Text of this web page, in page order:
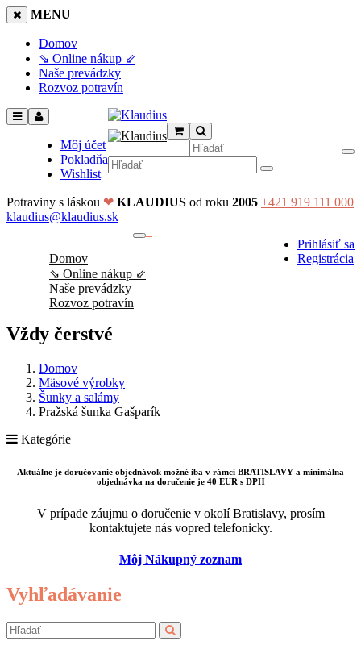
MENU
Domov
⇘ Online nákup ⇙
Naše prevádzky
Rozvoz potravín
Môj účet
Pokladňa
Wishlist
Potraviny s láskou ❤ KLAUDIUS od roku 2005 +421 919 111 000
klaudius@klaudius.sk
Prihlásiť sa
Registrácia
Domov
⇘ Online nákup ⇙
Naše prevádzky
Rozvoz potravín
Vždy čerstvé
Domov
Mäsové výrobky
Šunky a salámy
Pražská šunka Gašparík
Kategórie
Aktuálne je doručovanie objednávok možné iba v rámci BRATISLAVY a minimálna
objednávka na doručenie je 40 EUR s DPH
V prípade záujmu o doručenie v okolí Bratislavy, prosím
kontaktujete nás vopred telefonicky.
Môj Nákupný zoznam
Vyhľadávanie